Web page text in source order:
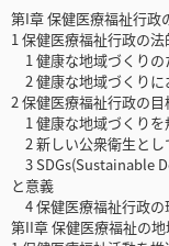
第I章 保健医療福祉行政
1 保健医療福祉行政の
1 健康な地域づくり
2 健康な地域づくり
2 保健医療福祉行政の
1 健康な地域づくりを
2 新しい公衆衛生と
3 SDGs(Sustainable
と意義
4 保健医療福祉行政の
第II章 保健医療福祉の